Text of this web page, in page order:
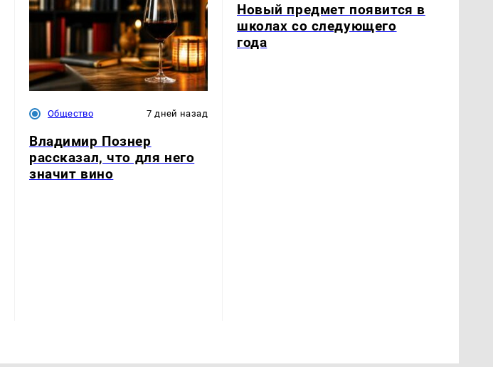
Общество 7 дней назад
Владимир Познер
рассказал, что для него
значит вино
Новый предмет появится в
школах со следующего
года